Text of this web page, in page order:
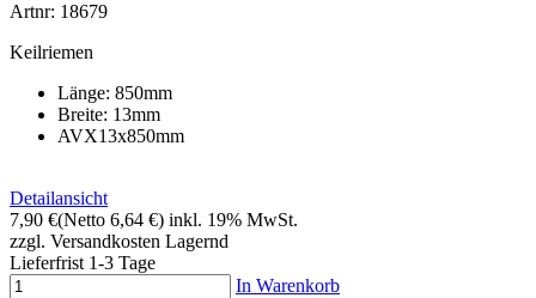
Artnr: 18679
Keilriemen
Länge: 850mm
Breite: 13mm
AVX13x850mm
Detailansicht
7,90 €(Netto 6,64 €) inkl. 19% MwSt.
zzgl. Versandkosten Lagernd
Lieferfrist 1-3 Tage
In Warenkorb